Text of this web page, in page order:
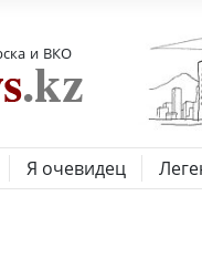
и ВКО
Я очевидец